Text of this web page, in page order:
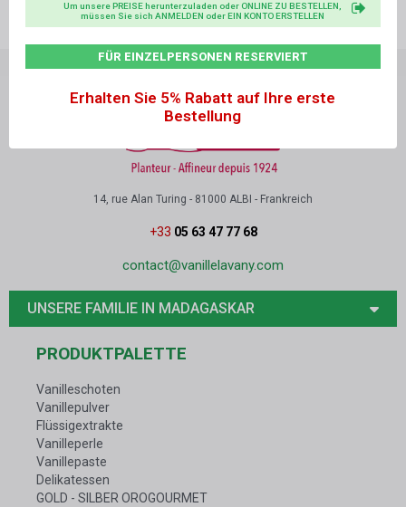
14, rue Alan Turing - 81000 ALBI - Frankreich
+33 05 63 47 77 68
contact@vanillelavany.com
UNSERE FAMILIE IN MADAGASKAR
PRODUKTPALETTE
Vanilleschoten
Vanillepulver
Flüssigextrakte
Vanilleperle
Vanillepaste
Delikatessen
GOLD - SILBER OROGOURMET
FÜR EINZELPERSONEN RESERVIERT
Um unsere PREISE herunterzuladen oder ONLINE ZU BESTELLEN,
müssen Sie sich ANMELDEN oder EIN KONTO ERSTELLEN
Erhalten Sie 5% Rabatt auf Ihre erste
Bestellung